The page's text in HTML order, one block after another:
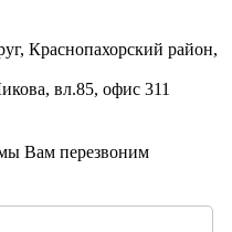
Краснопахорский район,
вл.85, офис 311
Вам перезвоним